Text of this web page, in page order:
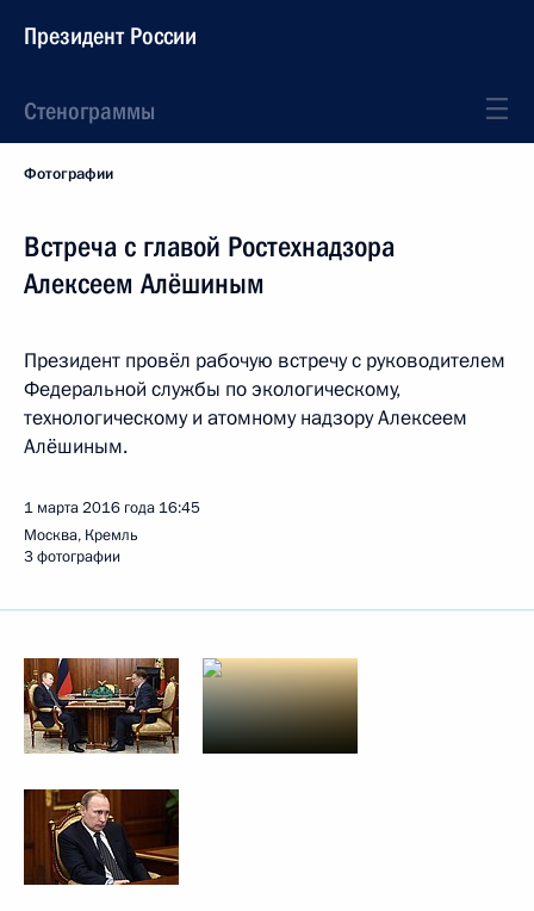
Президент России
Стенограммы
Фотографии
Встреча с главой Ростехнадзора
Алексеем Алёшиным
Президент провёл рабочую встречу с руководителем
Федеральной службы по экологическому,
технологическому и атомному надзору Алексеем
Алёшиным.
1 марта 2016 года 16:45
Москва, Кремль
3 фотографии